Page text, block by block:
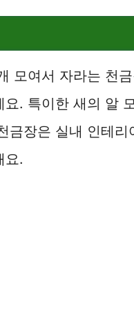
모여서 자라는 천
요. 특이한 새의 알
금장은 실내 인테리
요.